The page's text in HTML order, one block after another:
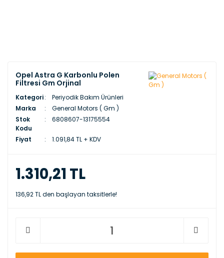
Opel Astra G Karbonlu Polen
Filtresi Gm Orjinal
Kategori
Periyodik Bakım Ürünleri
Marka
General Motors ( Gm )
Stok
Kodu
6808607-13175554
Fiyat 1.091,84 TL + KDV
1.310,21 TL
136,92 TL den başlayan taksitlerle!